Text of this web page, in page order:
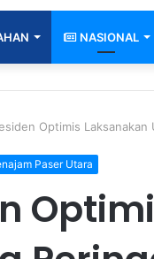
NASIONAL
Optimis Laksanakan
Paser Utara